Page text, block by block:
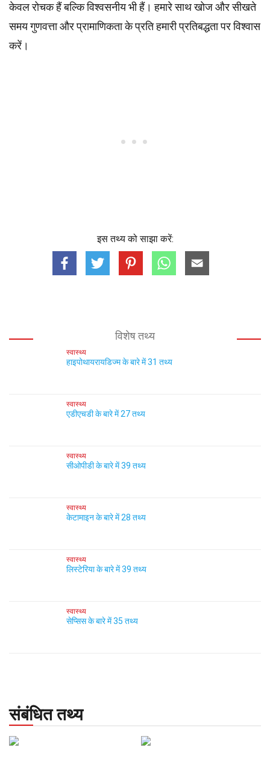
केवल रोचक हैं बल्कि विश्वसनीय भी हैं। हमारे साथ खोज और सीखते
समय गुणवत्ता और प्रामाणिकता के प्रति हमारी प्रतिबद्धता पर विश्वास
करें।
इस तथ्य को साझा करें:
विशेष तथ्य
स्वास्थ्य
हाइपोथायरायडिज्म के बारे में 31 तथ्य
स्वास्थ्य
एडीएचडी के बारे में 27 तथ्य
स्वास्थ्य
सीओपीडी के बारे में 39 तथ्य
स्वास्थ्य
केटामाइन के बारे में 28 तथ्य
स्वास्थ्य
लिस्टेरिया के बारे में 39 तथ्य
स्वास्थ्य
सेप्सिस के बारे में 35 तथ्य
संबंधित तथ्य